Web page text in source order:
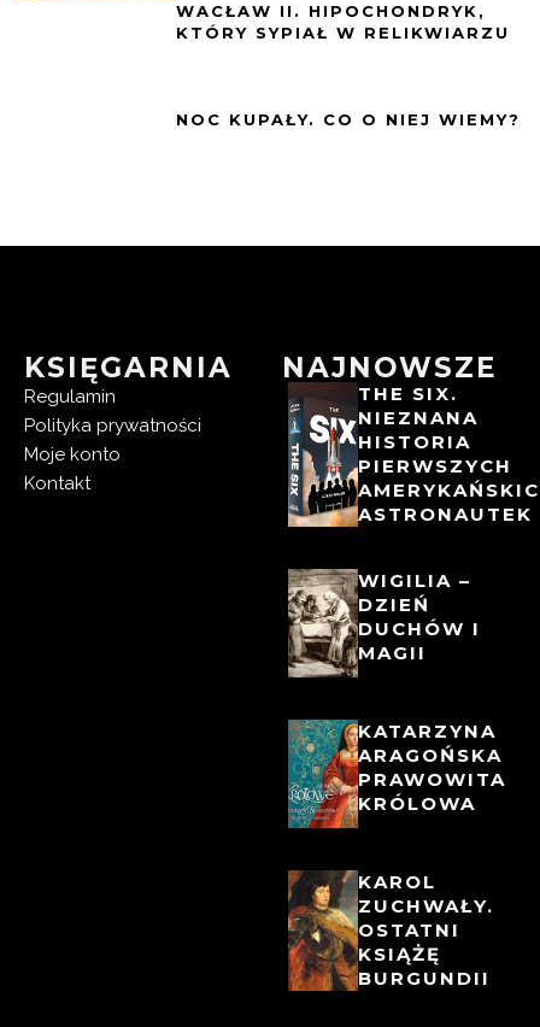
WACŁAW II. HIPOCHONDRYK,
KTÓRY SYPIAŁ W RELIKWIARZU
NOC KUPAŁY. CO O NIEJ WIEMY?
KSIĘGARNIA
Regulamin
Polityka prywatności
Moje konto
Kontakt
NAJNOWSZE
THE SIX.
NIEZNANA
HISTORIA
PIERWSZYCH
ASTRONAUTEK
WIGILIA –
DZIEŃ
DUCHÓW I
MAGII
KATARZYNA
ARAGOŃSKA
PRAWOWITA
KRÓLOWA
KAROL
ZUCHWAŁY.
OSTATNI
KSIĄŻĘ
BURGUNDII